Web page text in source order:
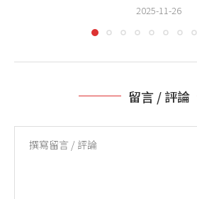
2025-11-26
留言 / 評論